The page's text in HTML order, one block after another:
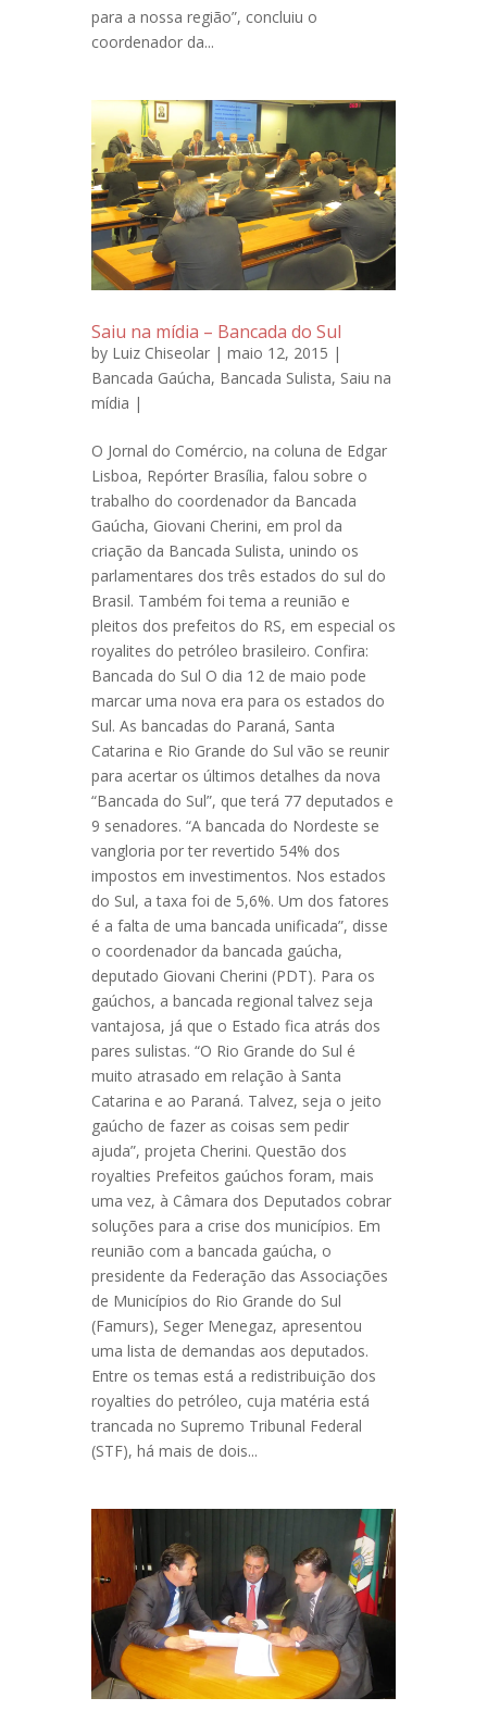
para a nossa região”, concluiu o
coordenador da...
Saiu na mídia – Bancada do Sul
by Luiz Chiseolar | maio 12, 2015 |
Bancada Gaúcha, Bancada Sulista, Saiu na
mídia |
O Jornal do Comércio, na coluna de Edgar
Lisboa, Repórter Brasília, falou sobre o
trabalho do coordenador da Bancada
Gaúcha, Giovani Cherini, em prol da
criação da Bancada Sulista, unindo os
parlamentares dos três estados do sul do
Brasil. Também foi tema a reunião e
pleitos dos prefeitos do RS, em especial os
royalites do petróleo brasileiro. Confira:
Bancada do Sul O dia 12 de maio pode
marcar uma nova era para os estados do
Sul. As bancadas do Paraná, Santa
Catarina e Rio Grande do Sul vão se reunir
para acertar os últimos detalhes da nova
“Bancada do Sul”, que terá 77 deputados e
9 senadores. “A bancada do Nordeste se
vangloria por ter revertido 54% dos
impostos em investimentos. Nos estados
do Sul, a taxa foi de 5,6%. Um dos fatores
é a falta de uma bancada unificada”, disse
o coordenador da bancada gaúcha,
deputado Giovani Cherini (PDT). Para os
gaúchos, a bancada regional talvez seja
vantajosa, já que o Estado fica atrás dos
pares sulistas. “O Rio Grande do Sul é
muito atrasado em relação à Santa
Catarina e ao Paraná. Talvez, seja o jeito
gaúcho de fazer as coisas sem pedir
ajuda”, projeta Cherini. Questão dos
royalties Prefeitos gaúchos foram, mais
uma vez, à Câmara dos Deputados cobrar
soluções para a crise dos municípios. Em
reunião com a bancada gaúcha, o
presidente da Federação das Associações
de Municípios do Rio Grande do Sul
(Famurs), Seger Menegaz, apresentou
uma lista de demandas aos deputados.
Entre os temas está a redistribuição dos
royalties do petróleo, cuja matéria está
trancada no Supremo Tribunal Federal
(STF), há mais de dois...